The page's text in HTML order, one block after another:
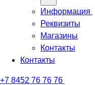
Информация
Реквизиты
Магазины
Контакты
Контакты
+7 8452 76 76 76